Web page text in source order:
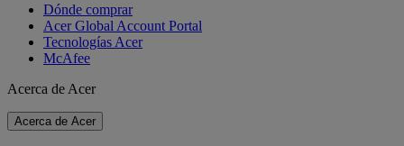
Dónde comprar
Acer Global Account Portal
Tecnologías Acer
McAfee
Acerca de Acer
Acerca de Acer